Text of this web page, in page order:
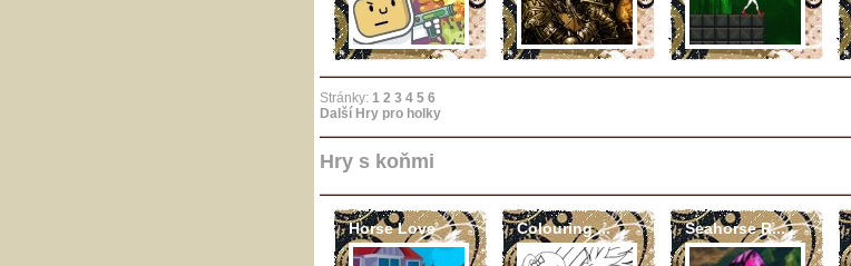
Stránky: 1 2 3 4 5 6
Další Hry pro holky
Hry s koňmi
Horse Love Colouring ... Seahorse R...